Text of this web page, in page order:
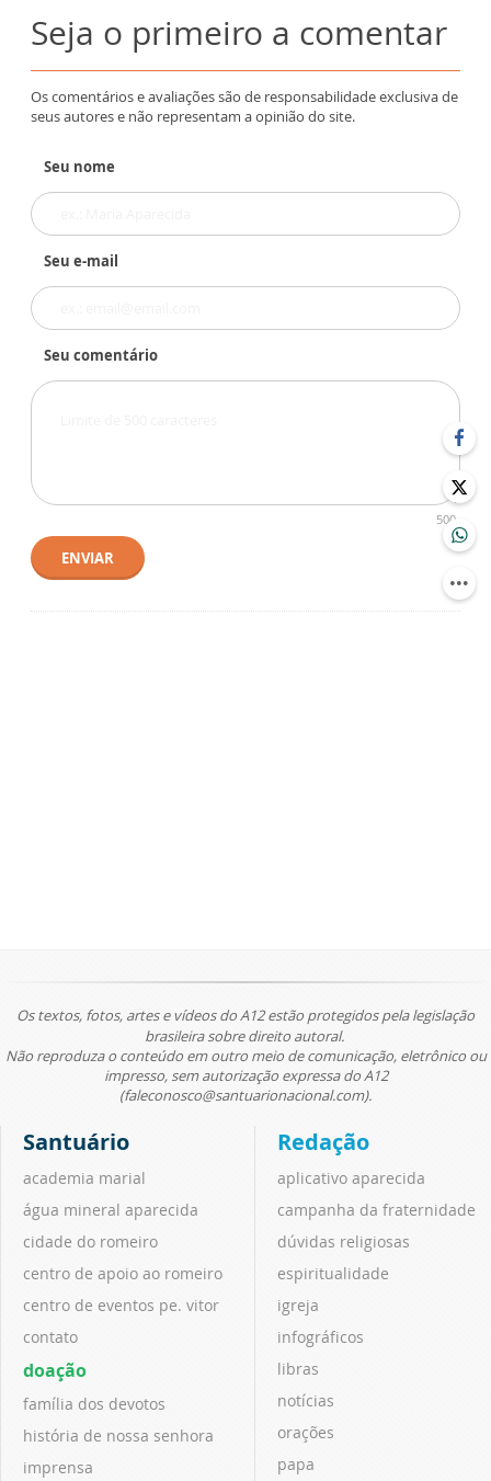
Seja o primeiro a comentar
Os comentários e avaliações são de responsabilidade exclusiva de
seus autores e não representam a opinião do site.
Seu nome
Seu e-mail
Seu comentário
500
ENVIAR
Os textos, fotos, artes e vídeos do A12 estão protegidos pela legislação
brasileira sobre direito autoral.
Não reproduza o conteúdo em outro meio de comunicação, eletrônico ou
impresso, sem autorização expressa do A12
(faleconosco@santuarionacional.com).
Santuário
academia marial
água mineral aparecida
cidade do romeiro
centro de apoio ao romeiro
centro de eventos pe. vitor
contato
doação
família dos devotos
história de nossa senhora
imprensa
Redação
aplicativo aparecida
campanha da fraternidade
dúvidas religiosas
espiritualidade
igreja
infográficos
libras
notícias
orações
papa